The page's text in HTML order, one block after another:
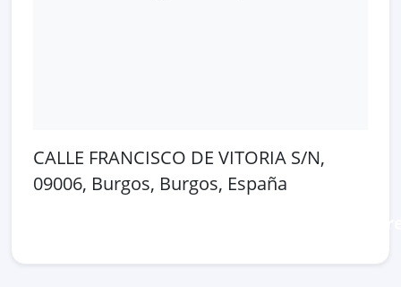
CALLE FRANCISCO DE VITORIA S/N,
09006, Burgos, Burgos, España